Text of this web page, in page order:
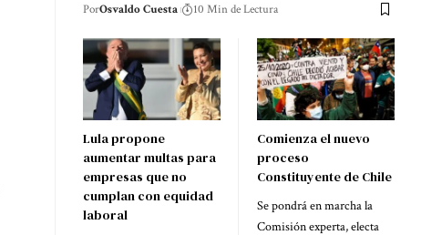
PorOsvaldo Cuesta 10 Min de Lectura
Lula propone
aumentar multas para
empresas que no
cumplan con equidad
laboral
Comienza el nuevo
proceso
Constituyente de Chile
Se pondrá en marcha la
Comisión experta, electa